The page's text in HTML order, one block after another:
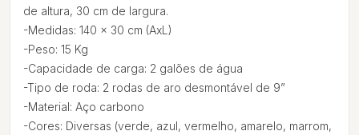
de altura, 30 cm de largura.
-Medidas: 140 x 30 cm (AxL)
-Peso: 15 Kg
-Capacidade de carga: 2 galões de água
-Tipo de roda: 2 rodas de aro desmontável de 9”
-Material: Aço carbono
-Cores: Diversas (verde, azul, vermelho, amarelo, marrom,